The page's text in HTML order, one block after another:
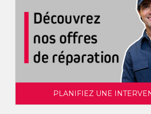
PLANIFIEZ UNE